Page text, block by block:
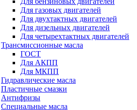
Для газовых двигателей
Для двухтактных двигателей
Для дизельных двигателей
Для четырехтактных двигателей
Трансмиссионные масла
ГОСТ
Для АКПП
Для МКПП
Гидравлические масла
Пластичные смазки
Антифризы
Специальные масла